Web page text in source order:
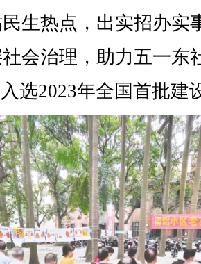
生热点，出实招办实
会治理，助力五一东
选2023年全国首批建